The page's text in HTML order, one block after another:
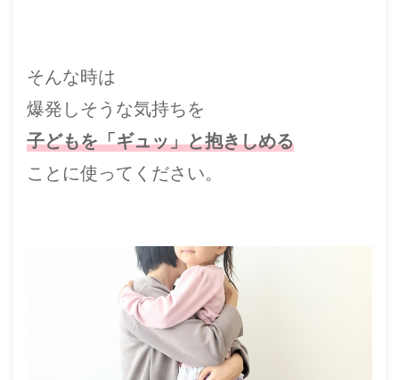
そんな時は
爆発しそうな気持ちを
子どもを「ギュッ」と抱きしめる
ことに使ってください。